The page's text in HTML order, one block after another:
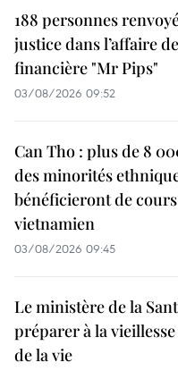
188 personnes
justice dans l’affaire
financière "Mr Pips"
03/08/2026 09:52
Can Tho : plus de 8
des minorités
bénéficieront de
vietnamien
03/08/2026 09:45
Le ministère de la
préparer à la
de la vie